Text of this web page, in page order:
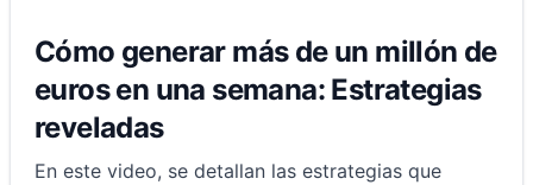
Cómo generar más de un millón de
euros en una semana: Estrategias
reveladas
En este video, se detallan las estrategias que